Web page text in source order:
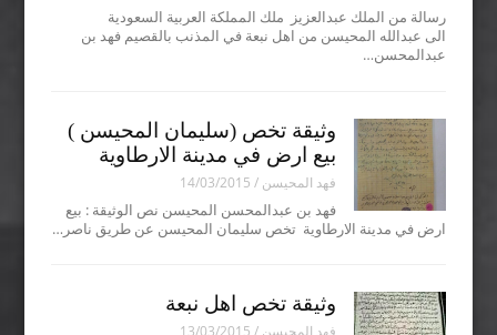
رسالة من الملك عبدالعزيز ملك المملكة العربية السعودية
الى عبدالله المحيسن من اهل نبعة في المذنب بالقصيم فهد بن
عبدالمحسن…
وثيقة تخص (سليمان المحيسن )
بيع ارض في مدينة الارطاوية
فهد المحيسن /
14/03/2015
فهد بن عبدالمحسن المحيسن نص الوثيقة : بيع
ارض في مدينة الارطاوية تخص سليمان المحيسن عن طريق ناصر…
وثيقة تخص اهل نبعة
فهد المحيسن /
13/03/2015